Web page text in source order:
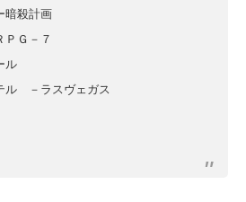
暗殺計画
Ｇ－７
ル
ル －ラスヴェガス